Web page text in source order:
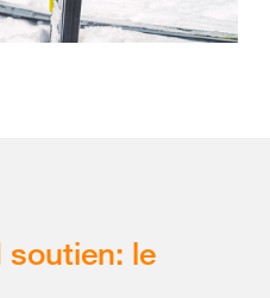
soutien: le